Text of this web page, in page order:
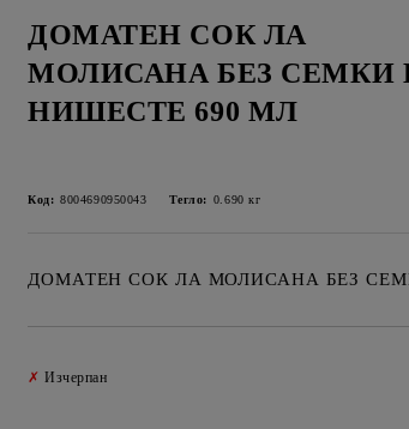
ДОМАТЕН СОК ЛА
МОЛИСАНА БЕЗ СЕМКИ
НИШЕСТЕ 690 МЛ
Код: 8004690950043 Тегло: 0.690 кг
ДОМАТЕН СОК ЛА МОЛИСАНА БЕЗ
✗ Изчерпан